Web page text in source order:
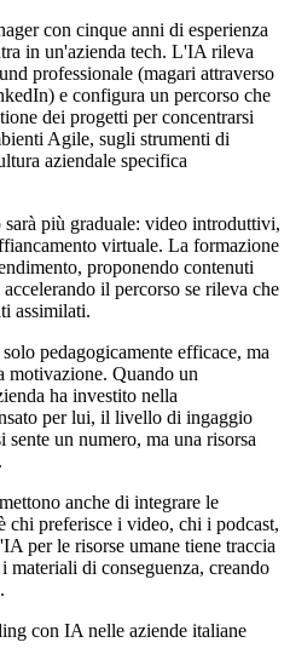
con cinque anni di esperienza
in un'azienda tech. L'IA rileva
professionale (magari attraverso
e configura un percorso che
dei progetti per concentrarsi
Agile, sugli strumenti di
aziendale specifica
più graduale: video introduttivi,
virtuale. La formazione
proponendo contenuti
il percorso se rileva che
assimilati.
pedagogicamente efficace, ma
motivazione. Quando un
ha investito nella
per lui, il livello di ingaggio
sente un numero, ma una risorsa
anche di integrare le
chi preferisce i video, chi i podcast,
per le risorse umane tiene traccia
materiali di conseguenza, creando